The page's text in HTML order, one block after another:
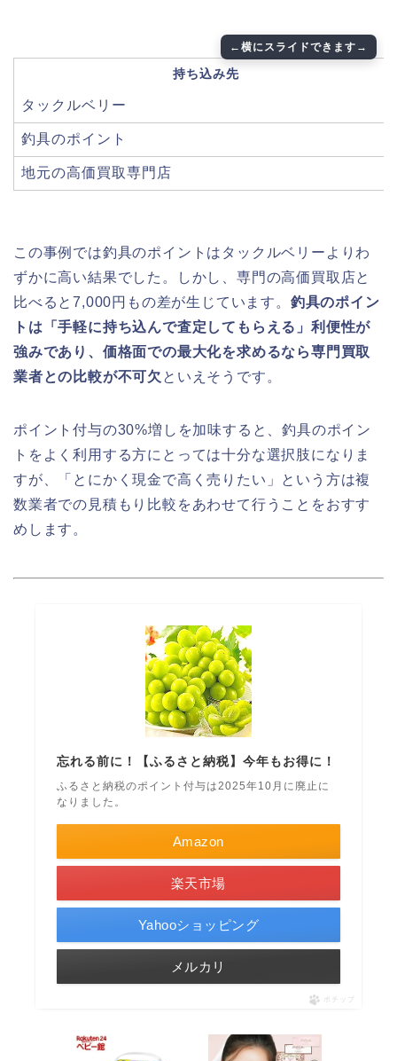
持ち込み先
タックルベリー
釣具のポイント
地元の高価買取専門店
この事例では釣具のポイントはタックルベリーよりわ
ずかに高い結果でした。しかし、専門の高価買取店と
比べると7,000円もの差が生じています。 釣具のポイン
トは「手軽に持ち込んで査定してもらえる」利便性が
強みであり、価格面での最大化を求めるなら専門買取
業者との比較が不可欠 といえそうです。
ポイント付与の30%増しを加味すると、釣具のポイン
トをよく利用する方にとっては十分な選択肢になりま
すが、「とにかく現金で高く売りたい」という方は複
数業者での見積もり比較をあわせて行うことをおすす
めします。
忘れる前に！【ふるさと納税】今年もお得に！
ふるさと納税のポイント付与は2025年10月に廃止に
なりました。
Amazon
楽天市場
Yahooショッピング
メルカリ
ポチップ